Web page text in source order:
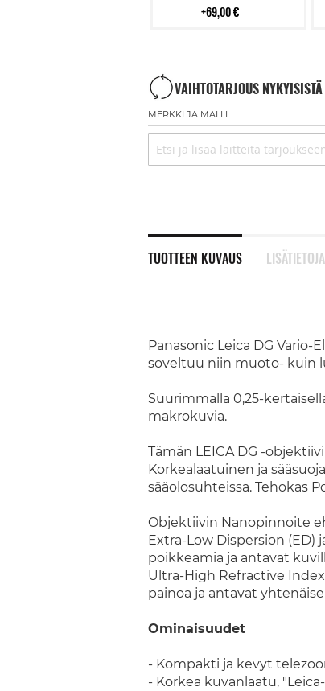
69,00 €
VAIHTOTARJOUS
MERKKI JA MALLI
TUOTTEEN KUVAUS
Panasonic Leica DG
soveltuu niin muoto- kuin
Suurimmalla 0,25-
makrokuvia.
Tämän LEICA DG -
Korkealaatuinen ja
sääolosuhteissa. Tehokas
Objektiivin Nanopinnoite
Extra-Low Dispersion (ED)
poikkeamia ja antavat
Ultra-High Refractive
painoa ja antavat
Ominaisuudet
- Kompakti ja kevyt
- Korkea kuvanlaatu,
LISÄTIETOJA